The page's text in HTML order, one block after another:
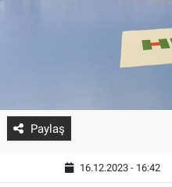
Paylaş
16.12.2023 - 16:42